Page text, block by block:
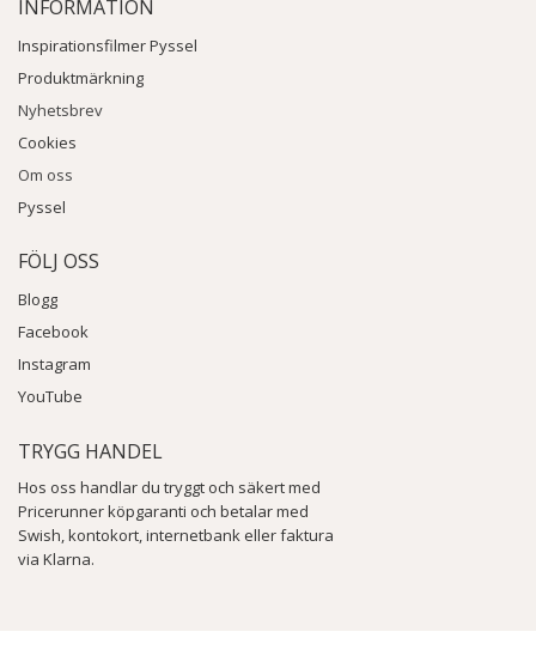
INFORMATION
Inspirationsfilmer Pyssel
Produktmärkning
Nyhetsbrev
Cookies
Om oss
Pyssel
FÖLJ OSS
Blogg
Facebook
Instagram
YouTube
TRYGG HANDEL
Hos oss handlar du tryggt och säkert med
Pricerunner köpgaranti och betalar med
Swish, kontokort, internetbank eller faktura
via Klarna.